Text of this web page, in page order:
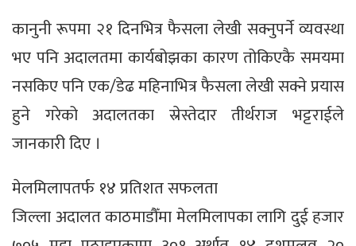
कानुनी रूपमा २१ दिनभित्र फैसला लेखी सक्नुपर्ने व्यवस्था
भए पनि अदालतमा कार्यबोझका कारण तोकिएकै समयमा
नसकिए पनि एक/डेढ महिनाभित्र फैसला लेखी सक्ने प्रयास
हुने गरेको अदालतका स्रेस्तेदार तीर्थराज भट्टराईले
जानकारी दिए ।
मेलमिलापतर्फ १४ प्रतिशत सफलता
जिल्ला अदालत काठमाडौँमा मेलमिलापका लागि दुई हजार